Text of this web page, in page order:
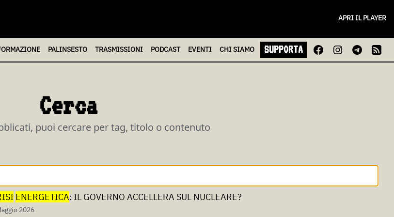
APRI IL PLAYER
RMAZIONE PALINSESTO TRASMISSIONI PODCAST EVENTI CHISIAMO SUPPORTA
Cerca
puoi cercare per tag, titolo o contenuto
ENERGETICA: IL GOVERNO ACCELLERA SUL NUCLEARE?
2026